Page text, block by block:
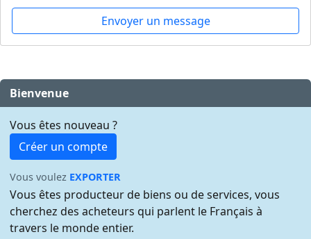
Envoyer un message
Bienvenue
Vous êtes nouveau ?
Créer un compte
Vous voulez EXPORTER
Vous êtes producteur de biens ou de services, vous
cherchez des acheteurs qui parlent le Français à
travers le monde entier.